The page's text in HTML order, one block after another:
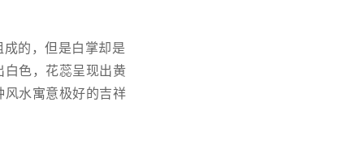
的，但是白掌却是
白色，花蕊呈现出黄
风水寓意极好的吉祥